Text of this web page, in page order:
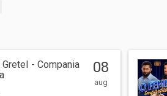
- Compania
08
aug